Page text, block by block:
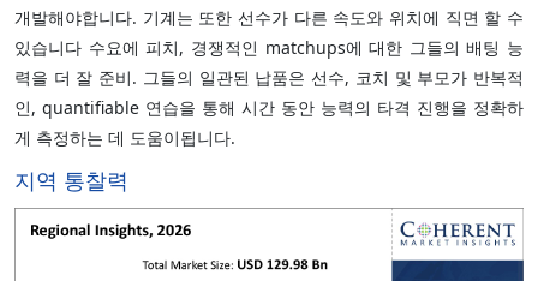
개발해야합니다. 기계는 또한 선수가 다른 속도와 위치에 직면 할 수
있습니다 수요에 피치, 경쟁적인 matchups에 대한 그들의 배팅 능
력을 더 잘 준비. 그들의 일관된 납품은 선수, 코치 및 부모가 반복적
인, quantifiable 연습을 통해 시간 동안 능력의 타격 진행을 정확하
게 측정하는 데 도움이됩니다.
지역 통찰력